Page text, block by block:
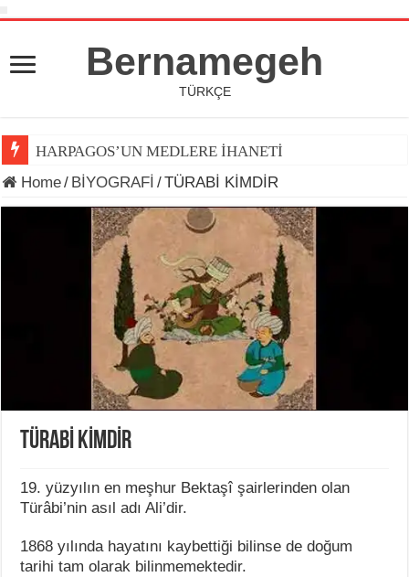
Bernamegeh
TÜRKÇE
HARPAGOS’UN MEDLERE İHANETİ
Home/ BİYOGRAFİ /TÜRABİ KİMDİR
TÜRABİ KİMDİR
19. yüzyılın en meşhur Bektaşî şairlerinden olan
Türâbi’nin asıl adı Ali’dir.
1868 yılında hayatını kaybettiği bilinse de doğum
tarihi tam olarak bilinmemektedir.